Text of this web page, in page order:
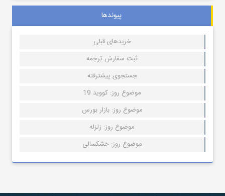
پیوندها
خریدهای قبلی
ثبت سفارش ترجمه
جستجوی پیشترفته
موضوع روز: کووید 19
موضوع روز: بازار بورس
موضوع روز: زلزله
موضوع روز: خشکسالی